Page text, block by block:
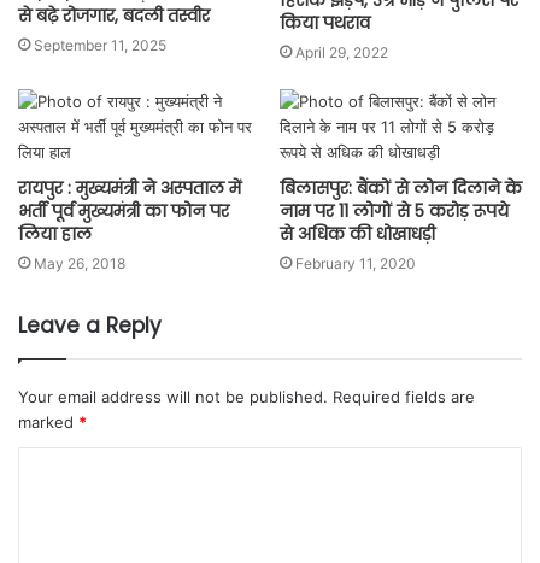
से बढ़े रोजगार, बदली तस्वीर
September 11, 2025
किया पथराव
April 29, 2022
रायपुर : मुख्यमंत्री ने अस्पताल में
भर्ती पूर्व मुख्यमंत्री का फोन पर
लिया हाल
May 26, 2018
बिलासपुर: बैंकों से लोन दिलाने के
नाम पर 11 लोगों से 5 करोड़ रूपये
से अधिक की धोखाधड़ी
February 11, 2020
Leave a Reply
Your email address will not be published. Required fields are
marked *